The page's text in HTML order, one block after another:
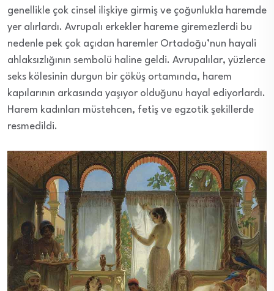
genellikle çok cinsel ilişkiye girmiş ve çoğunlukla haremde
yer alırlardı. Avrupalı erkekler hareme giremezlerdi bu
nedenle pek çok açıdan haremler Ortadoğu’nun hayali
ahlaksızlığının sembolü haline geldi. Avrupalılar, yüzlerce
seks kölesinin durgun bir çöküş ortamında, harem
kapılarının arkasında yaşıyor olduğunu hayal ediyorlardı.
Harem kadınları müstehcen, fetiş ve egzotik şekillerde
resmedildi.